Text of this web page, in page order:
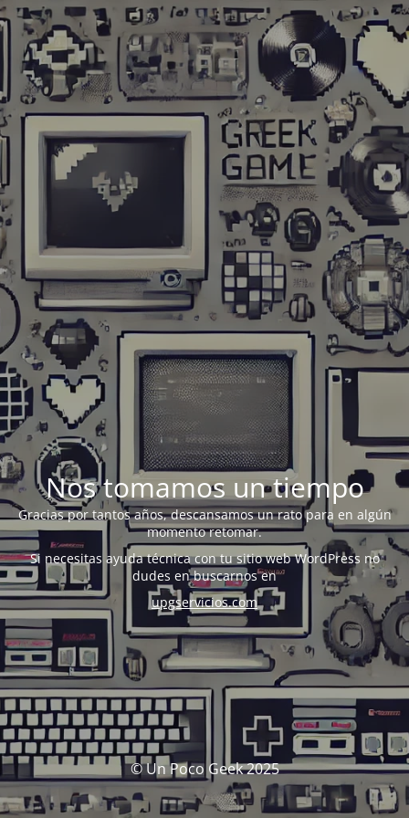
Nos tomamos un tiempo
Gracias por tantos años, descansamos un rato para en algún
momento retomar.
Si necesitas ayuda técnica con tu sitio web WordPress no
dudes en buscarnos en
upgservicios.com
© Un Poco Geek 2025